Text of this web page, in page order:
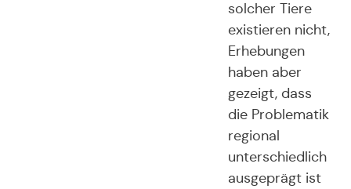
solcher Tiere
existieren nicht,
Erhebungen
haben aber
gezeigt, dass
die Problematik
regional
unterschiedlich
ausgeprägt ist